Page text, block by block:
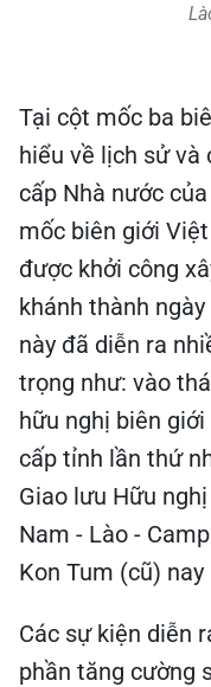
Tại cột mốc ba
hiểu về lịch sử và
cấp Nhà nước
mốc biên giới
được khởi công
khánh thành
này đã diễn ra
trọng như: vào
hữu nghị biên
cấp tỉnh lần thứ
Giao lưu Hữu
Nam - Lào -
Kon Tum (cũ)
Các sự kiện diễn
phần tăng cường